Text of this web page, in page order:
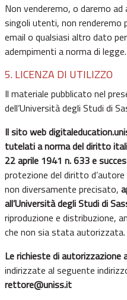
Non venderemo, o daremo
singoli utenti, non renderemo
email o qualsiasi altro dato
adempimenti a norma di legge.
5. LICENZA DI UTILIZZO
Il materiale pubblicato nel
dell’Università degli Studi di
Il sito web
tutelati a norma del diritto
22 aprile 1941 n. 633 e
protezione del diritto
non diversamente precisato,
all’Università degli Studi di
riproduzione e distribuzione,
che non sia stata autorizzata.
Le richieste di autorizzazione
indirizzate al seguente
rettore@uniss.it